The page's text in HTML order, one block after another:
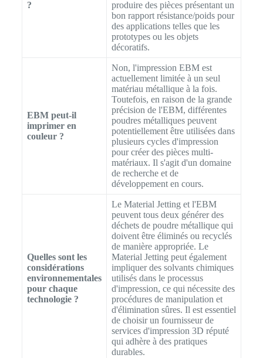
?
produire des pièces présentant un
bon rapport résistance/poids pour
des applications telles que les
prototypes ou les objets
décoratifs.
EBM peut-il
imprimer en
couleur ?
Non, l'impression EBM est
actuellement limitée à un seul
matériau métallique à la fois.
Toutefois, en raison de la grande
précision de l'EBM, différentes
poudres métalliques peuvent
potentiellement être utilisées dans
plusieurs cycles d'impression
pour créer des pièces multi-
matériaux. Il s'agit d'un domaine
de recherche et de
développement en cours.
Quelles sont les
considérations
environnementales
pour chaque
technologie ?
Le Material Jetting et l'EBM
peuvent tous deux générer des
déchets de poudre métallique qui
doivent être éliminés ou recyclés
de manière appropriée. Le
Material Jetting peut également
impliquer des solvants chimiques
utilisés dans le processus
d'impression, ce qui nécessite des
procédures de manipulation et
d'élimination sûres. Il est essentiel
de choisir un fournisseur de
services d'impression 3D réputé
qui adhère à des pratiques
durables.